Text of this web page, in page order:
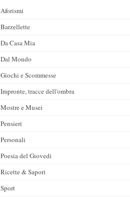
Aforismi
Barzellette
Da Casa Mia
Dal Mondo
Giochi e Scommesse
Impronte, tracce dell'ombra
Mostre e Musei
Pensieri
Personali
Poesia del Giovedi
Ricette & Sapori
Sport